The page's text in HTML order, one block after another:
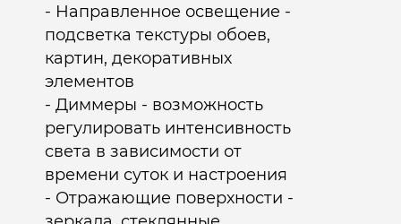
- Направленное освещение -
подсветка текстуры обоев,
картин, декоративных
элементов
- Диммеры - возможность
регулировать интенсивность
света в зависимости от
времени суток и настроения
- Отражающие поверхности -